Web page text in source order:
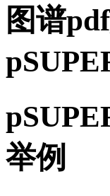
图谱
举例